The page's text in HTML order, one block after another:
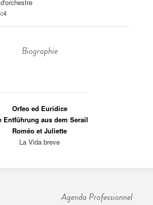
4
Biographie
Orfeo ed Euridice
Entführung aus dem Serail
Roméo et Juliette
La Vida breve
Agenda Professionnel